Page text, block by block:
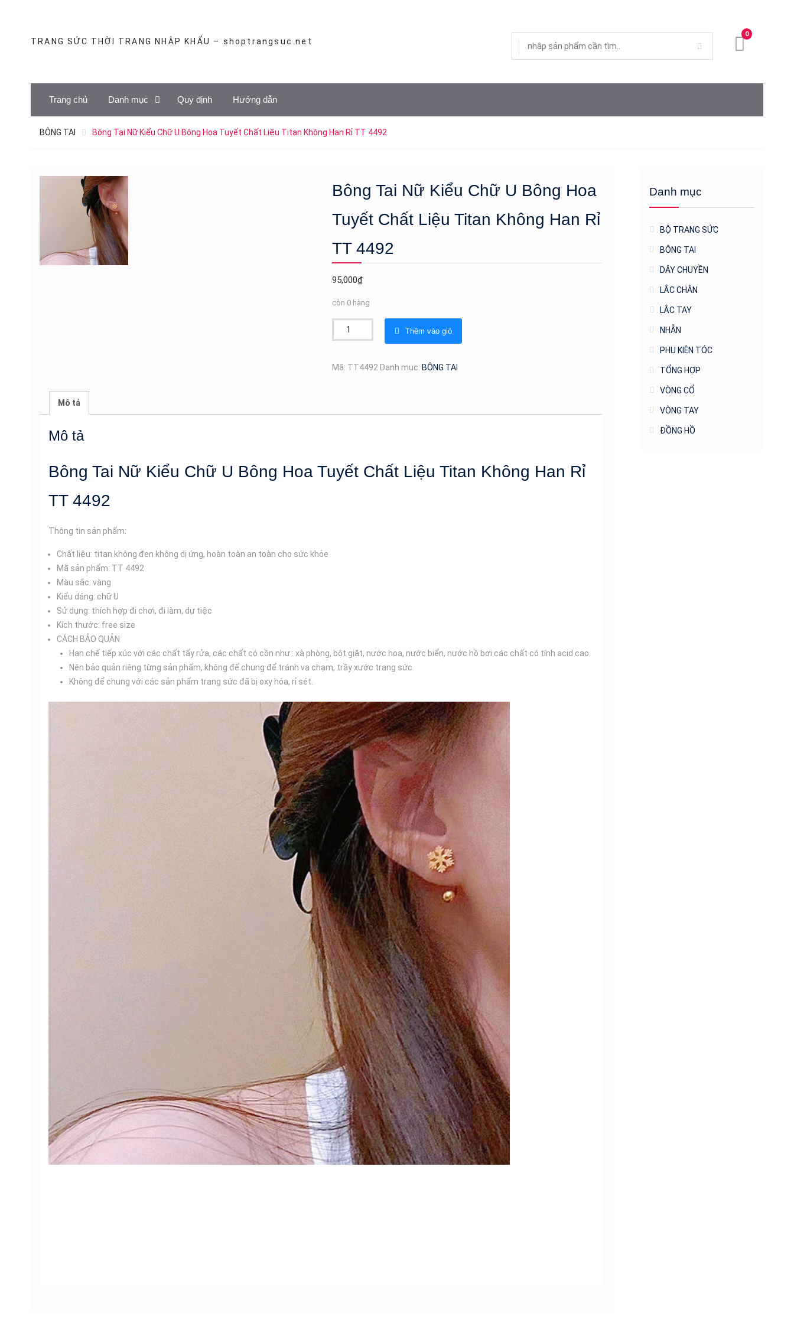
TRANG SỨC THỜI TRANG NHẬP KHẨU – shoptrangsuc.net
0
Trang chủ Danh mục Quy định Hướng dẫn
BÔNG TAI Bông Tai Nữ Kiểu Chữ U Bông Hoa Tuyết Chất Liệu Titan Không Han Rỉ TT 4492
Bông Tai Nữ Kiểu Chữ U Bông Hoa
Tuyết Chất Liệu Titan Không Han Rỉ
TT 4492
95,000₫
còn 0 hàng
Bông
Tai
Kiểu
Liệu
Titan
Thêm vào giỏ
Mã: TT4492 Danh mục: BÔNG TAI
Mô tả
Mô tả
Bông Tai Nữ Kiểu Chữ U Bông Hoa Tuyết Chất Liệu Titan Không Han Rỉ
TT 4492
Thông tin sản phẩm:
Chất liệu: titan không đen không dị ứng, hoàn toàn an toàn cho sức khỏe
Mã sản phẩm: TT 4492
Màu sắc: vàng
Kiểu dáng: chữ U
Sử dụng: thích hợp đi chơi, đi làm, dự tiệc
Kích thước: free size
CÁCH BẢO QUẢN
Hạn chế tiếp xúc với các chất tẩy rửa, các chất có cồn như : xà phòng, bột giặt, nước hoa, nước biển, nước hồ bơi các chất có tính acid cao.
Nên bảo quản riêng từng sản phẩm, không để chung để tránh va chạm, trầy xước trang sức
Không để chung với các sản phẩm trang sức đã bị oxy hóa, rỉ sét.
Danh mục
BỘ TRANG SỨC
BÔNG TAI
DÂY CHUYỀN
LẮC CHÂN
LẮC TAY
NHẪN
PHỤ KIỆN TÓC
TỔNG HỢP
VÒNG CỔ
VÒNG TAY
ĐỒNG HỒ